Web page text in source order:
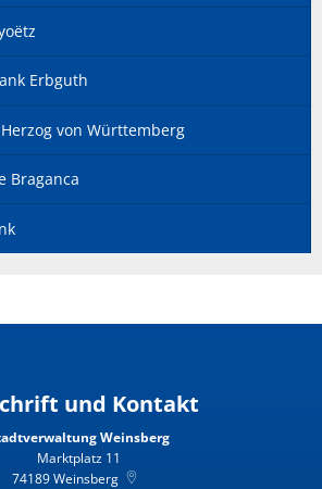
Erbguth
von Württemberg
Braganca
und Kontakt
Weinsberg
Marktplatz 11
74189Weinsberg